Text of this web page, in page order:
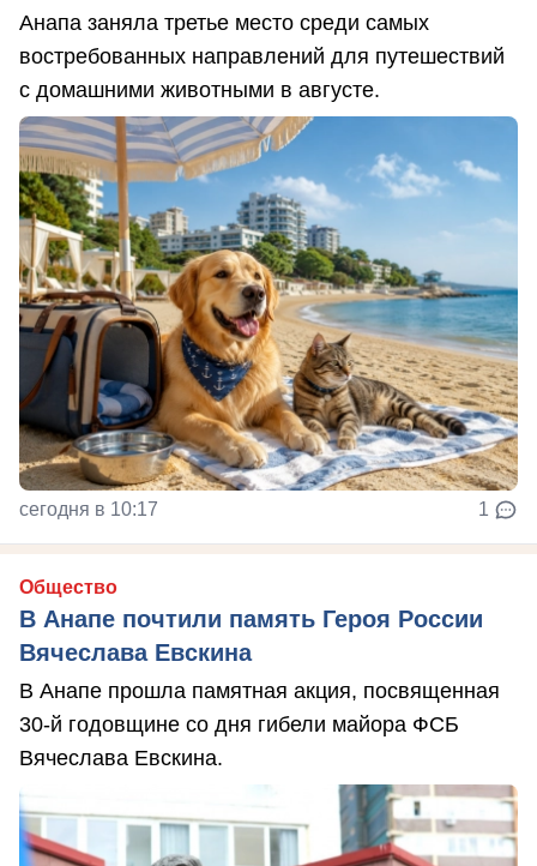
Анапа заняла третье место среди самых
востребованных направлений для путешествий
с домашними животными в августе.
сегодня в 10:17 1
Общество
В Анапе почтили память Героя России
Вячеслава Евскина
В Анапе прошла памятная акция, посвященная
30-й годовщине со дня гибели майора ФСБ
Вячеслава Евскина.